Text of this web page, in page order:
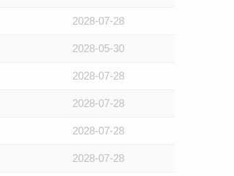
2028-07-28
2028-05-30
2028-07-28
2028-07-28
2028-07-28
2028-07-28